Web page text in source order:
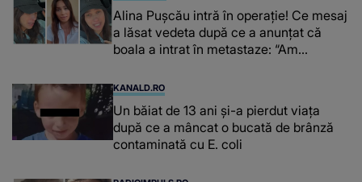
Alina Pușcău intră în operație! Ce mesaj
a lăsat vedeta după ce a anunțat că
boala a intrat în metastaze: “Am
KANALD.RO
Un băiat de 13 ani și-a pierdut viața
după ce a mâncat o bucată de brânză
contaminată cu E. coli